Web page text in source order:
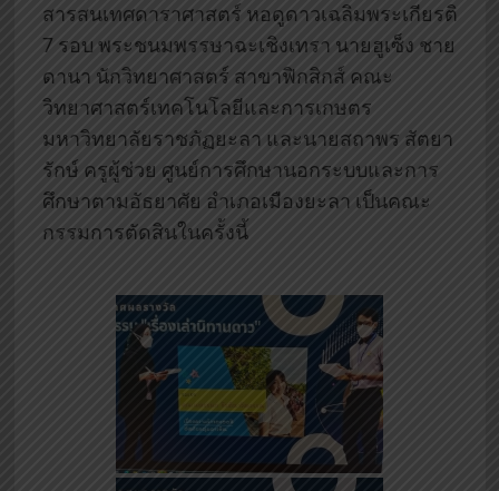
สารสนเทศดาราศาสตร์ หอดูดาวเฉลิมพระเกียรติ
7 รอบ พระชนมพรรษาฉะเชิงเทรา นายฮูเซ็ง ชาย
ดานา นักวิทยาศาสตร์ สาขาฟิกสิกส์ คณะ
วิทยาศาสตร์เทคโนโลยีและการเกษตร
มหาวิทยาลัยราชภัฏยะลา และนายสถาพร สัตยา
รักษ์ ครูผู้ช่วย ศูนย์การศึกษานอกระบบและการ
ศึกษาตามอัธยาศัย อำเภอเมืองยะลา เป็นคณะ
กรรมการตัดสินในครั้งนี้